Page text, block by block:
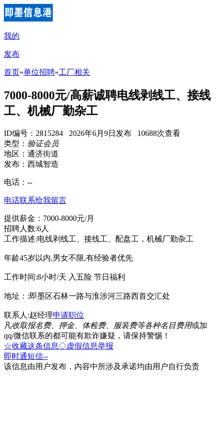
我的
发布
首页»单位招聘»工厂相关
7000-8000元/高薪诚聘电线剥线工、接线
工、机械厂勤杂工
ID编号：2815284 2026年6月9日发布 10688次查看
类型： 验证会员
地区：通济街道
发布：西城智造
电话： --
电话联系给我留言
提供薪金：7000-8000元/月
招聘人数:6人
工作描述:电线剥线工、接线工、配盘工，机械厂勤杂工
年龄45岁以内,男女不限,有经验者优先
工作时间:8小时/天 入五险 节日福利
地址：:即墨区石林一路与淮涉河三路西首交汇处
联系人:赵经理申请职位
凡收取报名费、押金、体检费、服装费等各种名目费用或加
qq/微信联系的都可能有欺诈嫌疑，请保持警惕！
☆收藏这条信息◇虚假信息举报
即时通短信--
该信息由用户发布，内容中所涉及承诺均由用户自行负责